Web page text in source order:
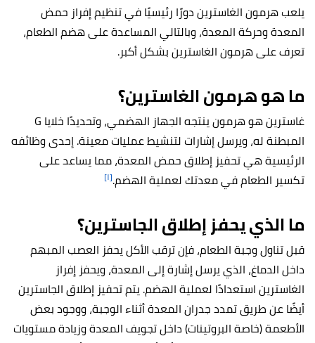
يلعب هرمون الغاسترين دورًا رئيسيًا في تنظيم إفراز حمض
المعدة وحركة المعدة، وبالتالي المساعدة على هضم الطعام،
تعرف على هرمون الغاسترين بشكل أكبر.
ما هو هرمون الغاسترين؟
غاسترين هو هرمون ينتجه الجهاز الهضمي، وتحديدًا
خلايا G
المبطنة له،ويرسل إشارات لتنشيط عمليات معينة. إحدى وظائفه
الرئيسية هي تحفيز إطلاق حمض المعدة، مما يساعد على
تكسير الطعام في معدتك لعملية الهضم.[١]
ما الذي يحفز إطلاق الجاسترين؟
قبل تناول وجبة الطعام، فإن ترقب الأكل يحفز العصب المبهم
داخل الدماغ، الذي يرسل إشارة إلى المعدة، ويحفز إفراز
الغاسترين استعدادًا لعملية الهضم. يتم تحفيز إطلاق الجاسترين
أيضًا عن طريق تمدد جدران المعدة أثناء الوجبة، ووجود بعض
الأطعمة (خاصة البروتينات) داخل تجويف المعدة وزيادة مستويات